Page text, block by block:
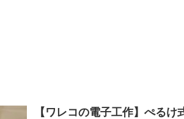
【ワレコの電子工作】ぺる